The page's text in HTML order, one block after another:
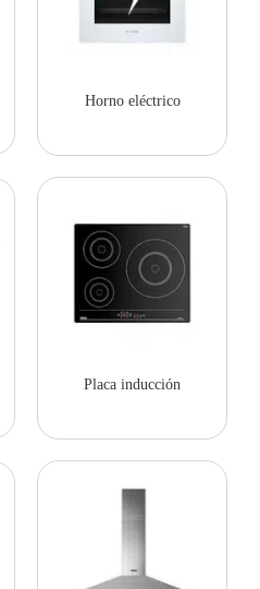
Horno eléctrico
Placa inducción